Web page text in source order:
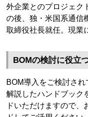
外企業とのプロジェク
の後、独・米国系通信
取締役社長就任。現業
BOMの検討に役立
BOM導入をご検討さ
解説したハンドブック
ドいただけますので